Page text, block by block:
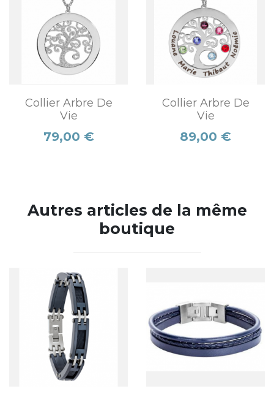
Collier Arbre De
Vie
Prix
79,00 €
Collier Arbre De
Vie
Prix
89,00 €
Autres articles de la même
boutique